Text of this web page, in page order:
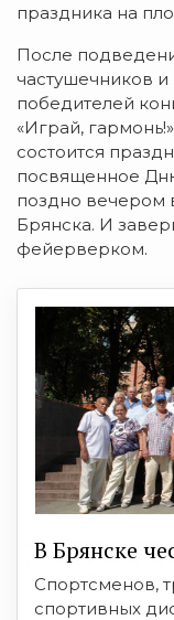
праздника на
После
частушечников и
победителей
«Играй,
состоится
посвященное
поздно вечером
Брянска. И
фейерверком.
В Брянске
Спортсменов,
спортивных